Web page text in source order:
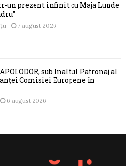
un prezent infinit cu Maja Lunde
7 august 2026
sub Înaltul Patronaj al
Comisiei Europene în
6 august 2026